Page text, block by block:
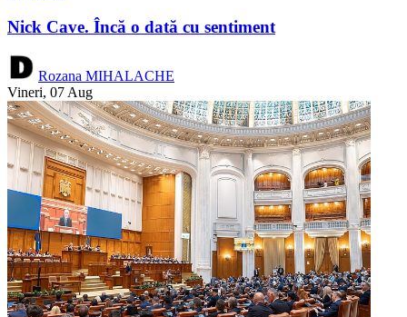
Nick Cave. Încă o dată cu sentiment
Rozana MIHALACHE
Vineri, 07 Aug